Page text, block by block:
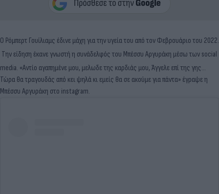
Ο Ρόμπερτ Γουίλιαμς έδινε μάχη για την υγεία του από τον Φεβρουάριο του 2022.
Την είδηση έκανε γνωστή η συνάδελφός του Μπέσσυ Αργυράκη μέσω των social
media. «Αντίο αγαπημένε μου, μελωδε της καρδιάς μου, Άγγελε επί της γης…
Τώρα θα τραγουδάς από κει ψηλά κι εμείς θα σε ακούμε για πάντα» έγραψε η
Μπέσσυ Αργυράκη στο instagram.